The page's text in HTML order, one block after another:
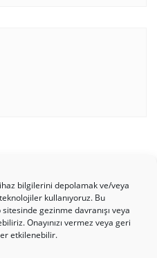
bilgilerini depolamak ve/veya
kullanıyoruz. Bu
gezinme davranışı veya
Onayınızı vermez veya geri
etkilenebilir.
Bize Yazın